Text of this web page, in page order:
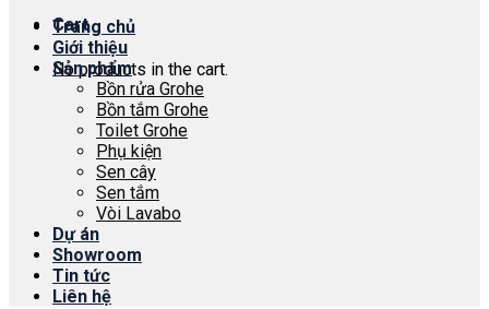
Cart
No products in the cart.
Trang chủ
Giới thiệu
Sản phẩm
Bồn rửa Grohe
Bồn tắm Grohe
Toilet Grohe
Phụ kiện
Sen cây
Sen tắm
Vòi Lavabo
Dự án
Showroom
Tin tức
Liên hệ